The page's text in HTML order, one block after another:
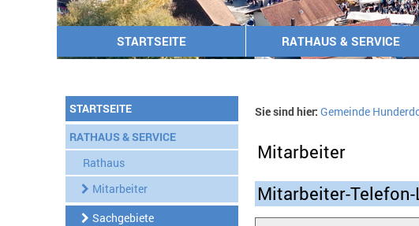
STARTSEITE RATHAUS & SERVICE
STARTSEITE
RATHAUS & SERVICE
Rathaus
Mitarbeiter
Sachgebiete
Sie sind hier: Gemeinde
Mitarbeiter
Mitarbeiter-